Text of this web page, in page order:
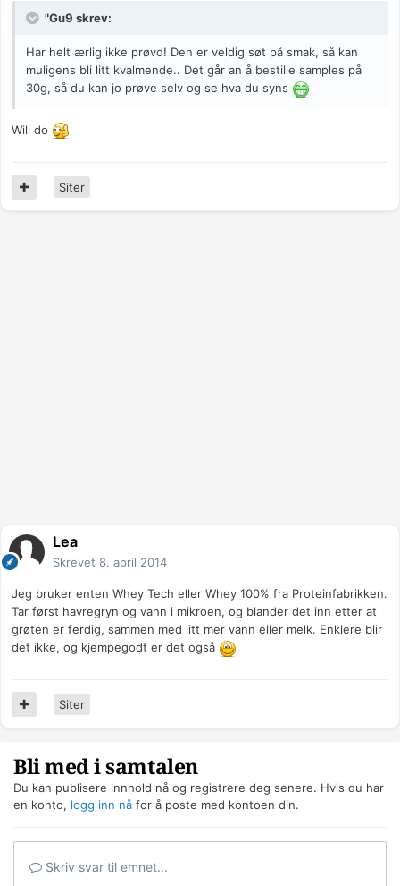
"Gu9 skrev:
Har helt ærlig ikke prøvd! Den er veldig søt på smak, så kan
muligens bli litt kvalmende.. Det går an å bestille samples på
30g, så du kan jo prøve selv og se hva du syns
Will do
Siter
Lea
Skrevet 8. april 2014
Jeg bruker enten Whey Tech eller Whey 100% fra Proteinfabrikken.
Tar først havregryn og vann i mikroen, og blander det inn etter at
grøten er ferdig, sammen med litt mer vann eller melk. Enklere blir
det ikke, og kjempegodt er det også
Siter
Bli med i samtalen
Du kan publisere innhold nå og registrere deg senere. Hvis du har
en konto, logg inn nå for å poste med kontoen din.
Skriv svar til emnet...